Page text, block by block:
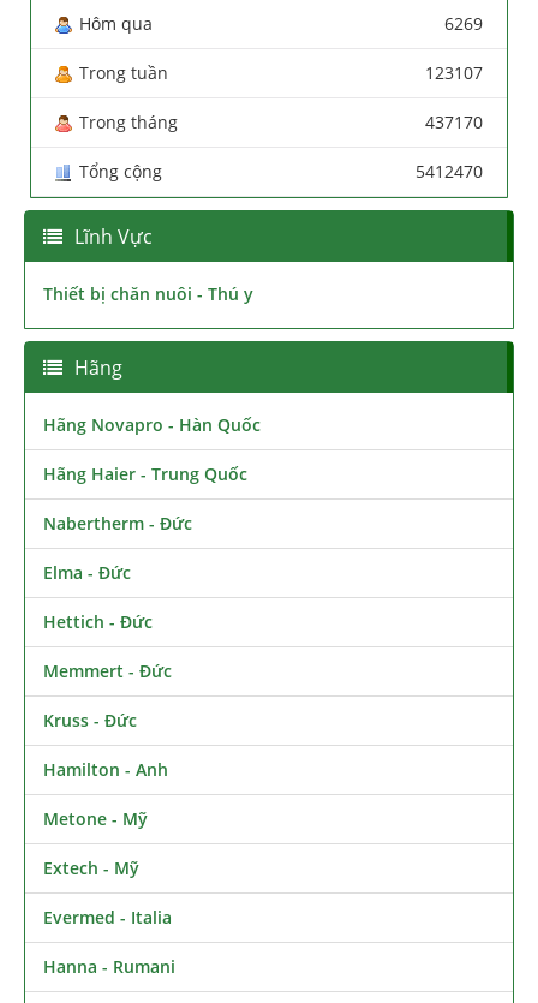
Hôm qua 6269
Trong tuần 123107
Trong tháng 437170
Tổng cộng 5412470
Lĩnh Vực
Thiết bị chăn nuôi - Thú y
Hãng
Hãng Novapro - Hàn Quốc
Hãng Haier - Trung Quốc
Nabertherm - Đức
Elma - Đức
Hettich - Đức
Memmert - Đức
Kruss - Đức
Hamilton - Anh
Metone - Mỹ
Extech - Mỹ
Evermed - Italia
Hanna - Rumani